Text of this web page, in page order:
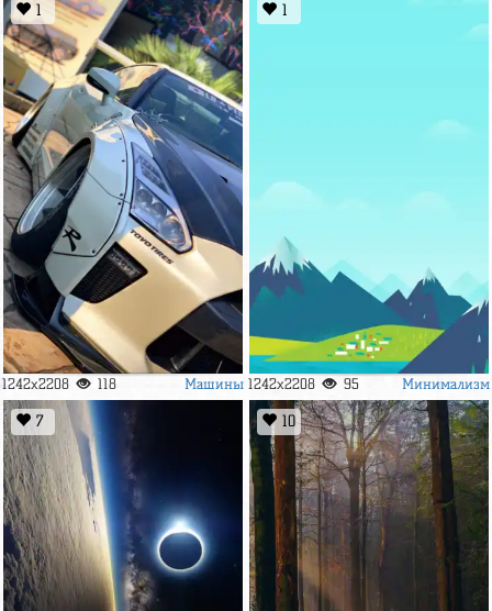
1
1242x2208 118 Машины
1
1242x2208 95 Минимализм
7 10